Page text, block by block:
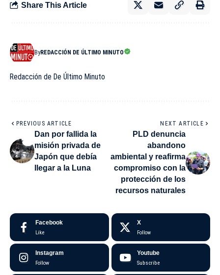
Share This Article
ByREDACCIÓN DE ÚLTIMO MINUTO
Redacción de De Último Minuto
PREVIOUS ARTICLE
Dan por fallida la
misión privada de
Japón que debía
llegar a la Luna
NEXT ARTICLE
PLD denuncia
abandono
ambiental y reafirma
compromiso con la
protección de los
recursos naturales
Facebook
Like
X
Follow
Instagram
Follow
Youtube
Subscribe